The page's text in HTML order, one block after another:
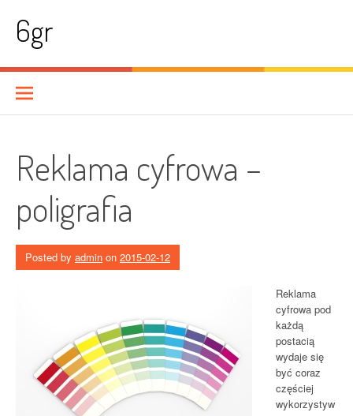
content6gr
Reklama cyfrowa –
poligrafia
Posted by admin on 2015-02-12
Reklama
cyfrowa pod
każdą
postacią
wydaje się
być coraz
częściej
wykorzystyw